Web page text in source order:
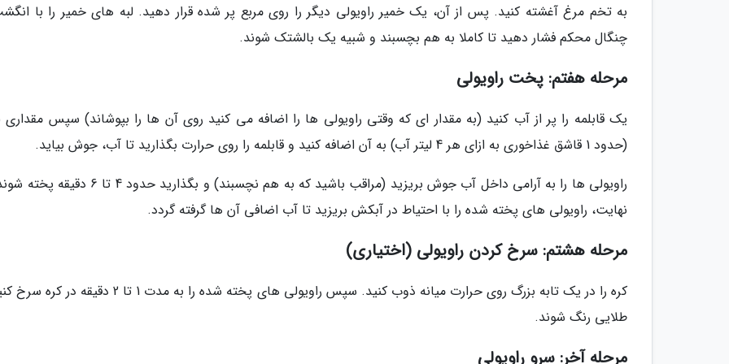
به تخم مرغ آغشته کنید. پس از آن، یک خمیر راویولی دیگر را روی مربع پر شده قرار دهید. لبه های خمیر را با
چنگال محکم فشار دهید تا کاملا به هم بچسبند و شبیه یک بالشتک شوند.
مرحله هفتم: پخت راویولی
یک قابلمه را پر از آب کنید (به مقدار ای که وقتی راویولی ها را اضافه می کنید روی آن ها را بپوشاند) سپس
(حدود 1 قاشق غذاخوری به ازای هر 4 لیتر آب) به آن اضافه کنید و قابلمه را روی حرارت بگذارید تا آب، جوش بیاید.
راویولی ها را به آرامی داخل آب جوش بریزید (مراقب باشید که به هم نچسبند) و بگذارید
نهایت، راویولی های پخته شده را با احتیاط در آبکش بریزید تا آب اضافی آن ها گرفته گردد.
مرحله هشتم: سرخ کردن راویولی (اختیاری)
کره را در یک تابه بزرگ روی حرارت میانه ذوب کنید. سپس راویولی های پخته شده را به مدت 1 تا 2
طلایی رنگ شوند.
مرحله آخر: سرو راویولی